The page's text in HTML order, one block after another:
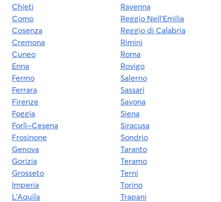
Chieti
Como
Cosenza
Cremona
Cuneo
Enna
Fermo
Ferrara
Firenze
Foggia
Forlì-Cesena
Frosinone
Genova
Gorizia
Grosseto
Imperia
L'Aquila
Ravenna
Reggio Nell'Emilia
Reggio di Calabria
Rimini
Roma
Rovigo
Salerno
Sassari
Savona
Siena
Siracusa
Sondrio
Taranto
Teramo
Terni
Torino
Trapani